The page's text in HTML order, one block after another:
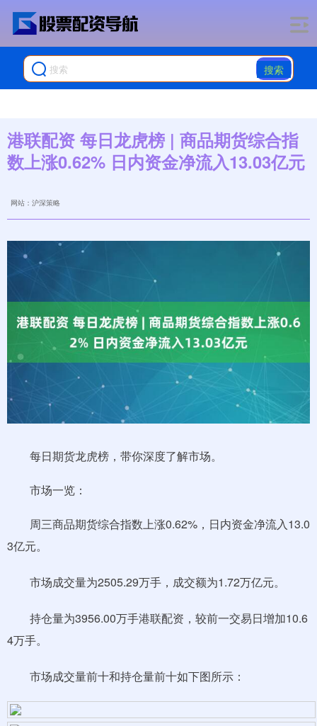
搜索
港联配资 每日龙虎榜 | 商品期货综合指
数上涨0.62% 日内资金净流入13.03亿元
网站：沪深策略
每日期货龙虎榜，带你深度了解市场。
市场一览：
周三商品期货综合指数上涨0.62%，日内资金净流入13.0
3亿元。
市场成交量为2505.29万手，成交额为1.72万亿元。
持仓量为3956.00万手港联配资，较前一交易日增加10.6
4万手。
市场成交量前十和持仓量前十如下图所示：